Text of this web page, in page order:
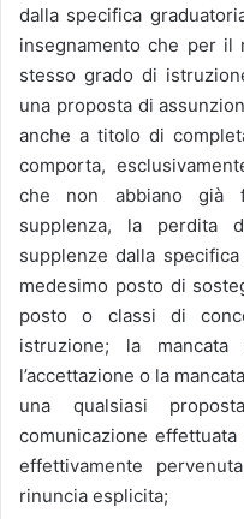
dalla specifica
insegnamento che per il
stesso grado di
una proposta di
anche a titolo di
comporta,
che non abbiano già
supplenza, la perdita
supplenze dalla
medesimo posto di
posto o classi di
istruzione; la
l’accettazione o la
una qualsiasi
comunicazione
effettivamente
rinuncia esplicita;